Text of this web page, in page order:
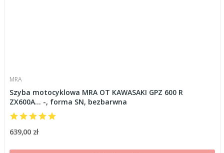
MRA
Szyba motocyklowa MRA OT KAWASAKI GPZ 600 R
ZX600A... -, forma SN, bezbarwna
639,00 zł